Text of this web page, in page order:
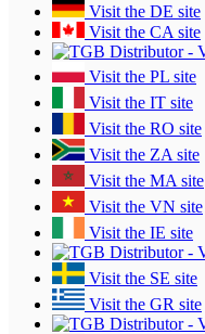
Visit the DE site
Visit the CA site
Visit the PL site
Visit the IT site
Visit the RO site
Visit the ZA site
Visit the MA site
Visit the VN site
Visit the IE site
Visit the SE site
Visit the GR site